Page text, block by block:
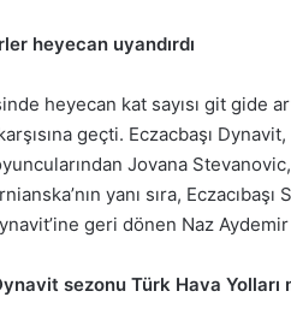
heyecan uyandırdı
heyecan kat sayısı git gide
geçti. Eczacbaşı
Jovana
yanı sıra,
geri dönen Naz
sezonu Türk Hava Yolları